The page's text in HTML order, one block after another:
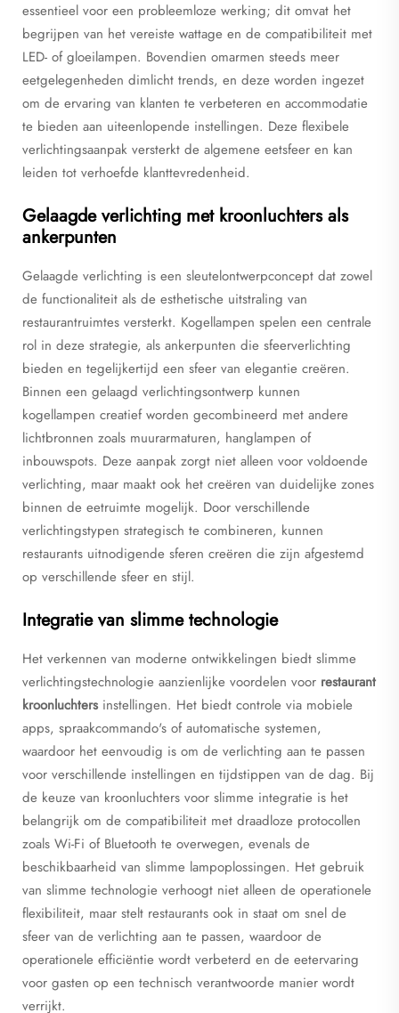
essentieel voor een probleemloze werking; dit omvat het
begrijpen van het vereiste wattage en de compatibiliteit met
LED- of gloeilampen. Bovendien omarmen steeds meer
eetgelegenheden dimlicht trends, en deze worden ingezet
om de ervaring van klanten te verbeteren en accommodatie
te bieden aan uiteenlopende instellingen. Deze flexibele
verlichtingsaanpak versterkt de algemene eetsfeer en kan
leiden tot verhoefde klanttevredenheid.
Gelaagde verlichting met kroonluchters als
ankerpunten
Gelaagde verlichting is een sleutelontwerpconcept dat zowel
de functionaliteit als de esthetische uitstraling van
restaurantruimtes versterkt. Kogellampen spelen een centrale
rol in deze strategie, als ankerpunten die sfeerverlichting
bieden en tegelijkertijd een sfeer van elegantie creëren.
Binnen een gelaagd verlichtingsontwerp kunnen
kogellampen creatief worden gecombineerd met andere
lichtbronnen zoals muurarmaturen, hanglampen of
inbouwspots. Deze aanpak zorgt niet alleen voor voldoende
verlichting, maar maakt ook het creëren van duidelijke zones
binnen de eetruimte mogelijk. Door verschillende
verlichtingstypen strategisch te combineren, kunnen
restaurants uitnodigende sferen creëren die zijn afgestemd
op verschillende sfeer en stijl.
Integratie van slimme technologie
Het verkennen van moderne ontwikkelingen biedt slimme
verlichtingstechnologie aanzienlijke voordelen voor restaurant
kroonluchters instellingen. Het biedt controle via mobiele
apps, spraakcommando's of automatische systemen,
waardoor het eenvoudig is om de verlichting aan te passen
voor verschillende instellingen en tijdstippen van de dag. Bij
de keuze van kroonluchters voor slimme integratie is het
belangrijk om de compatibiliteit met draadloze protocollen
zoals Wi-Fi of Bluetooth te overwegen, evenals de
beschikbaarheid van slimme lampoplossingen. Het gebruik
van slimme technologie verhoogt niet alleen de operationele
flexibiliteit, maar stelt restaurants ook in staat om snel de
sfeer van de verlichting aan te passen, waardoor de
operationele efficiëntie wordt verbeterd en de eetervaring
voor gasten op een technisch verantwoorde manier wordt
verrijkt.